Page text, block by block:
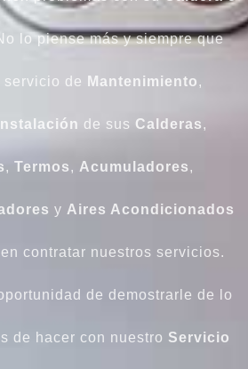
lo piense más y siempre que
servicio de Mantenimiento,
de sus Calderas,
, Termos, Acumuladores,
y Aires Acondicionados
contratar nuestros servicios.
de demostrarle de lo
de hacer con nuestro Servicio